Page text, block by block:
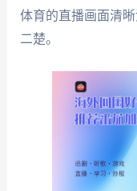
体育的直播画面清
二楚。